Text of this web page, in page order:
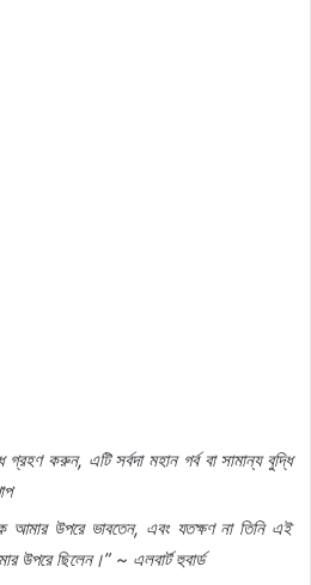
গ্রহণ করুন, এটি সর্বদা মহান গর্ব বা সামান্য বুদ্ধি
আমার উপরে ভাবতেন, এবং যতক্ষণ না তিনি এই
উপরে ছিলেন।” ~ এলবার্ট হুবার্ড